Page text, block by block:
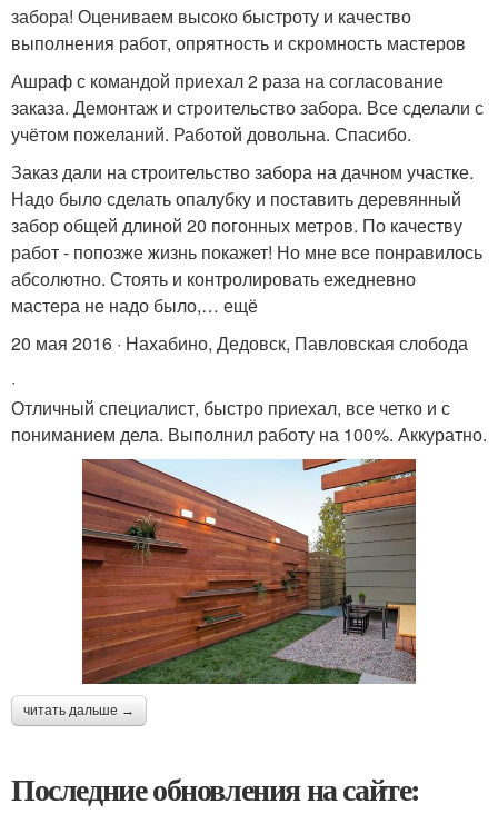
забора! Оцениваем высоко быстроту и качество
выполнения работ, опрятность и скромность мастеров
Ашраф с командой приехал 2 раза на согласование
заказа. Демонтаж и строительство забора. Все сделали с
учётом пожеланий. Работой довольна. Спасибо.
Заказ дали на строительство забора на дачном участке.
Надо было сделать опалубку и поставить деревянный
забор общей длиной 20 погонных метров. По качеству
работ - попозже жизнь покажет! Но мне все понравилось
абсолютно. Стоять и контролировать ежедневно
мастера не надо было,… ещё
20 мая 2016 · Нахабино, Дедовск, Павловская слобода
·
Отличный специалист, быстро приехал, все четко и с
пониманием дела. Выполнил работу на 100%. Аккуратно.
читать дальше →
Последние обновления на сайте: